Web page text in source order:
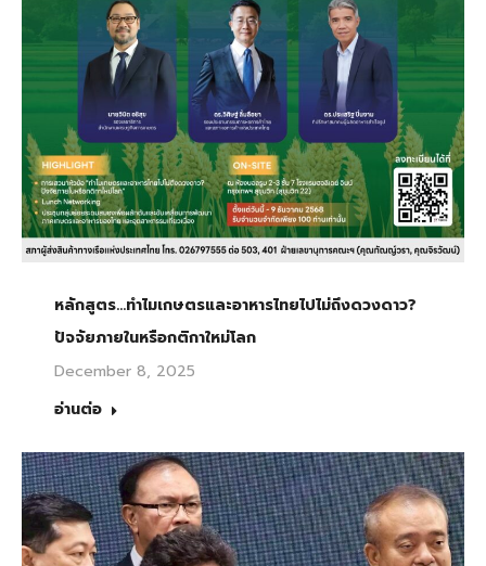
หลักสูตร…ทำไมเกษตรและอาหารไทยไปไม่ถึงดวงดาว?
ปัจจัยภายในหรือกติกาใหม่โลก
December 8, 2025
อ่านต่อ